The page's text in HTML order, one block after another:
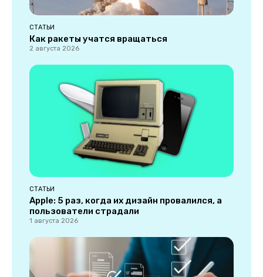
СТАТЬИ
Как ракеты учатся вращаться
2 августа 2026
СТАТЬИ
Apple: 5 раз, когда их дизайн провалился, а
пользователи страдали
1 августа 2026